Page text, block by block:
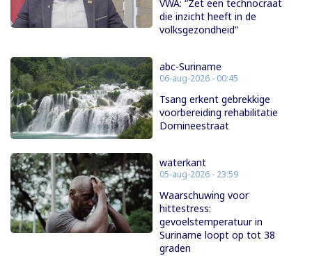
VWA: “Zet een technocraat
die inzicht heeft in de
volksgezondheid”
abc-Suriname
06-aug-2026 - 00:45
Tsang erkent gebrekkige
voorbereiding rehabilitatie
Domineestraat
waterkant
05-aug-2026 - 23:59
Waarschuwing voor
hittestress:
gevoelstemperatuur in
Suriname loopt op tot 38
graden